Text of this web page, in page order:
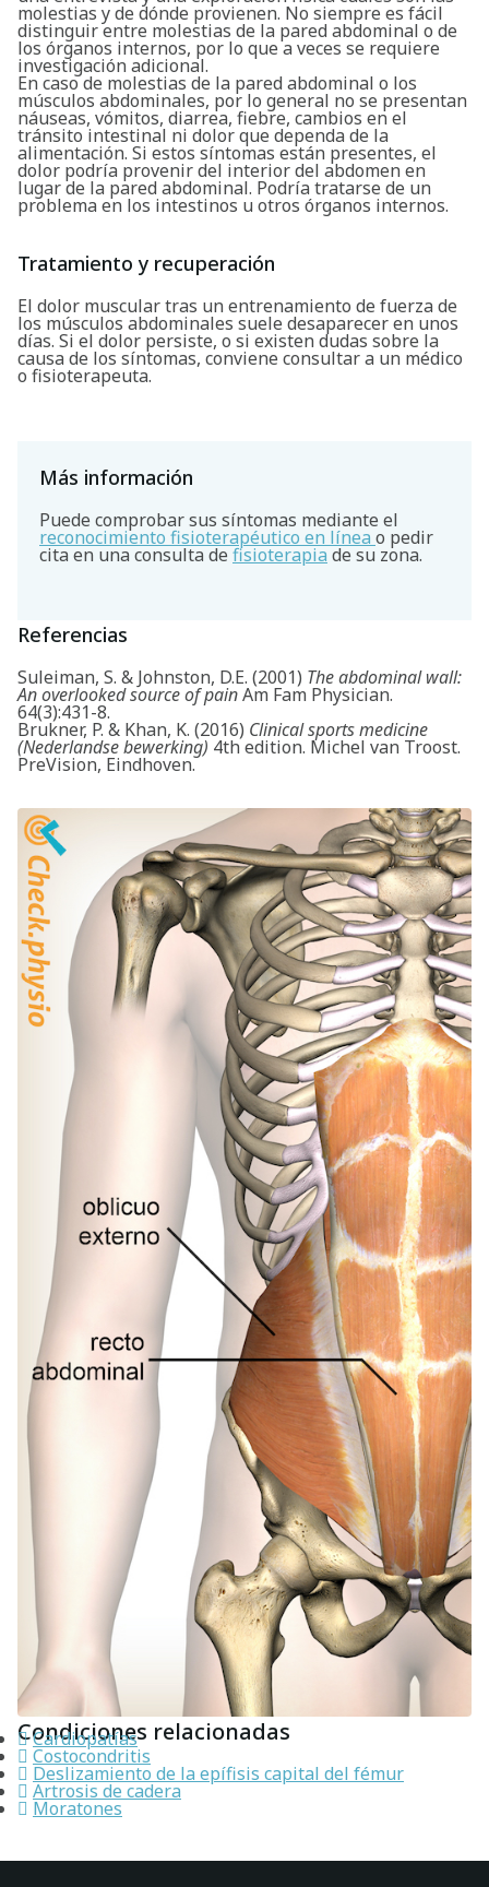
molestias y de dónde provienen. No siempre es fácil
distinguir entre molestias de la pared abdominal o de
los órganos internos, por lo que a veces se requiere
investigación adicional.
En caso de molestias de la pared abdominal o los
músculos abdominales, por lo general no se presentan
náuseas, vómitos, diarrea, fiebre, cambios en el
tránsito intestinal ni dolor que dependa de la
alimentación. Si estos síntomas están presentes, el
dolor podría provenir del interior del abdomen en
lugar de la pared abdominal. Podría tratarse de un
problema en los intestinos u otros órganos internos.
Tratamiento y recuperación
El dolor muscular tras un entrenamiento de fuerza de
los músculos abdominales suele desaparecer en unos
días. Si el dolor persiste, o si existen dudas sobre la
causa de los síntomas, conviene consultar a un médico
o fisioterapeuta.
Más información
Puede comprobar sus síntomas mediante el
reconocimiento fisioterapéutico en línea o pedir
cita en una consulta de fisioterapia de su zona.
Referencias
Suleiman, S. & Johnston, D.E. (2001) The abdominal wall:
An overlooked source of painAm Fam Physician.
64(3):431-8.
Brukner, P. & Khan, K. (2016) Clinical sports medicine
(Nederlandse bewerking) 4th edition. Michel van Troost.
PreVision, Eindhoven.
Condiciones relacionadas
Cardiopatías
Costocondritis
Deslizamiento de la epífisis capital del fémur
Artrosis de cadera
Moratones